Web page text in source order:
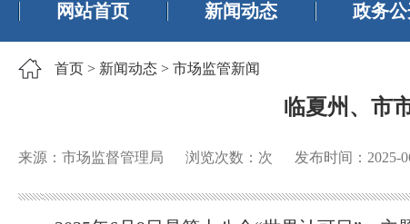
网站首页 新闻动态 政务
首页 > 新闻动态 > 市场监管新闻
临夏州、市
来源：市场监督管理局 浏览次数： 次 发布时间： 2025-